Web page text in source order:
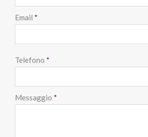
Email *
Telefono *
Messaggio *